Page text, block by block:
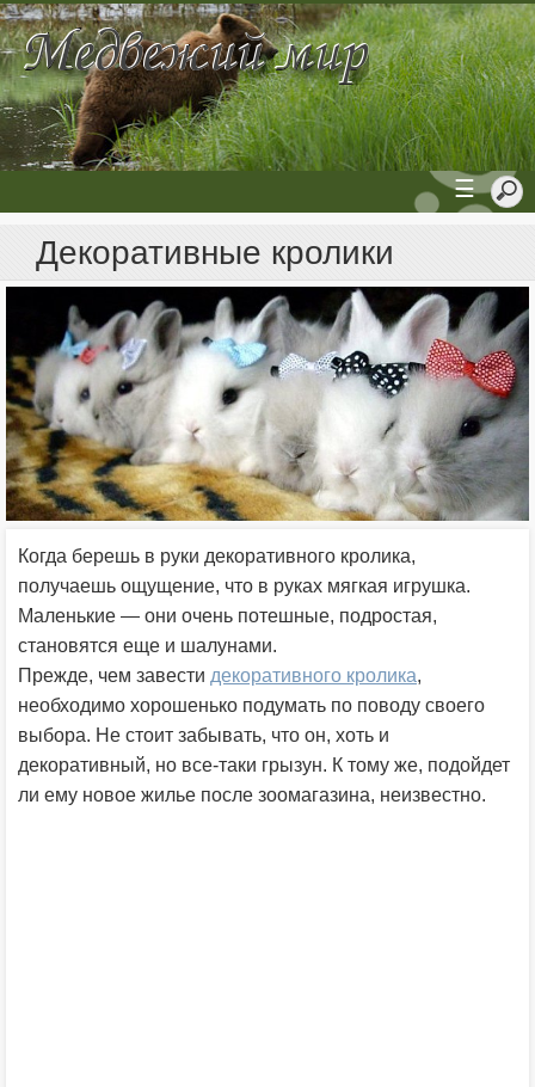
☰
Декоративные кролики
Когда берешь в руки декоративного кролика,
получаешь ощущение, что в руках мягкая игрушка.
Маленькие — они очень потешные, подростая,
становятся еще и шалунами.
Прежде, чем завести декоративного кролика,
необходимо хорошенько подумать по поводу своего
выбора. Не стоит забывать, что он, хоть и
декоративный, но все-таки грызун. К тому же, подойдет
ли ему новое жилье после зоомагазина, неизвестно.